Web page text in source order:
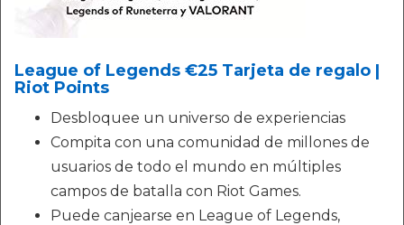
League of Legends €25 Tarjeta de regalo |
Riot Points
Desbloquee un universo de experiencias
Compita con una comunidad de millones de
usuarios de todo el mundo en múltiples
campos de batalla con Riot Games.
Puede canjearse en League of Legends,